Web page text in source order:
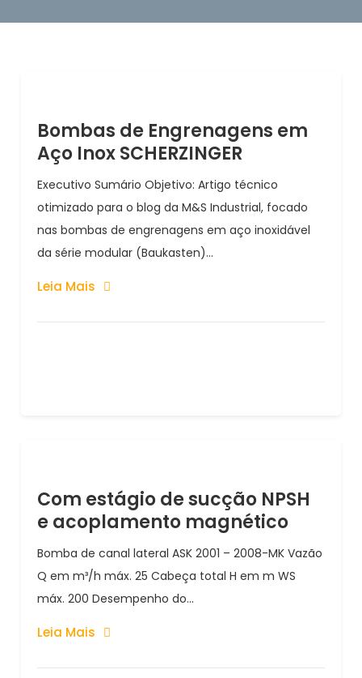
Bombas de Engrenagens em
Aço Inox SCHERZINGER
Executivo Sumário Objetivo: Artigo técnico
otimizado para o blog da M&S Industrial, focado
nas bombas de engrenagens em aço inoxidável
da série modular (Baukasten)...
Leia Mais
Com estágio de sucção NPSH
e acoplamento magnético
Bomba de canal lateral ASK 2001 – 2008-MK Vazão
Q em m³/h máx. 25 Cabeça total H em m WS
máx. 200 Desempenho do...
Leia Mais